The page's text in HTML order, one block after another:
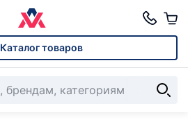
Каталог товаров